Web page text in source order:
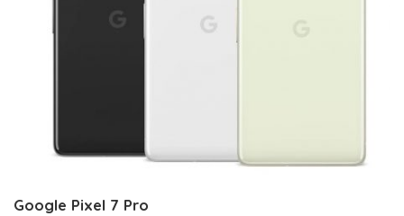
Google Pixel 7 Pro